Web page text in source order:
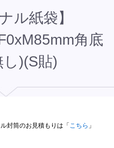
ル紙袋】
角底
)(S貼)
封筒のお見積もりは「 こちら 」